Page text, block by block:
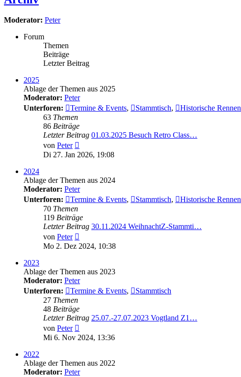
Moderator: Peter
Forum
Themen
Beiträge
Letzter Beitrag
2025
Ablage der Themen aus 2025
Moderator: Peter
Unterforen:
Termine & Events, Stammtisch,
Historische
63 Themen
86 Beiträge
Letzter Beitrag 01.03.2025 Besuch Retro Class…
von Peter
Beitrag
Di 27. Jan 2026, 19:08
2024
Ablage der Themen aus 2024
Moderator: Peter
Unterforen:
Termine & Events, Stammtisch,
Historische
70 Themen
119 Beiträge
Letzter Beitrag 30.11.2024 WeihnachtZ-Stammti…
von Peter
Beitrag
Mo 2. Dez 2024, 10:38
2023
Ablage der Themen aus 2023
Moderator: Peter
Unterforen:
Termine & Events,
Stammtisch
27 Themen
48 Beiträge
Letzter Beitrag 25.07.-27.07.2023 Vogtland Z1…
von Peter
Beitrag
Mi 6. Nov 2024, 13:36
2022
Ablage der Themen aus 2022
Moderator: Peter